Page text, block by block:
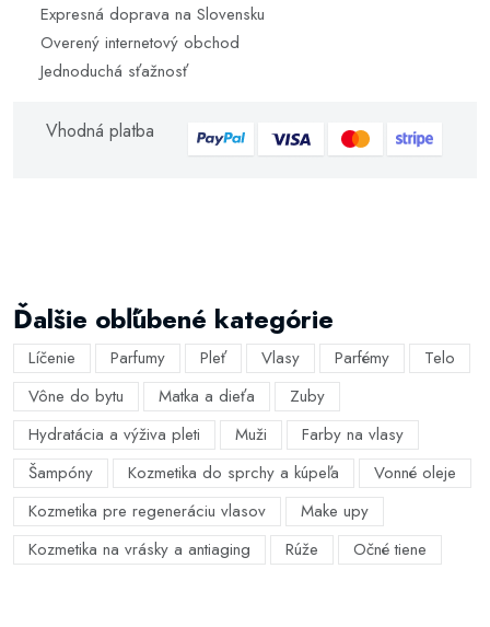
Expresná doprava na Slovensku
Overený internetový obchod
Jednoduchá sťažnosť
Vhodná platba
Ďalšie obľúbené kategórie
Líčenie Parfumy Pleť Vlasy Parfémy
Telo
Vône do bytu
Matka a dieťa
Zuby
Hydratácia a výživa pleti
Muži
Farby na vlasy
Šampóny
Kozmetika do sprchy a kúpeľa
Vonné oleje
Kozmetika pre regeneráciu vlasov
Make upy
Kozmetika na vrásky a antiaging
Rúže Očné tiene